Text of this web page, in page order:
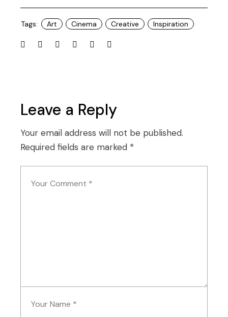
Tags: Art Cinema Creative Inspiration
Leave a Reply
Your email address will not be published.
Required fields are marked *